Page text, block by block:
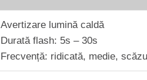
Avertizare lumină caldă
Durată flash: 5s – 30s
Frecvență: ridicată, medie,